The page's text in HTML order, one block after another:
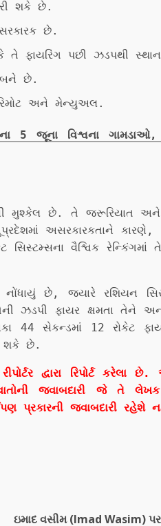
શકે છે.
છે.
પછી ઝડપથી
બને છે.
અને મેન્યુઅલ.
5 જૂના વિશ્વના
મુશ્કેલ છે. તે જરૂરિયાત
અસરકારકતાને કારણે,
વૈશ્વિક રેન્કિંગમાં
નોંધાયું છે, જ્યારે રશિયન
ઝડપી ફાયર ક્ષમતા તેને
44 સેકન્ડમાં 12 રોકેટ
શકે છે.
દ્વારા રિપોર્ટ કરેલા છે.
જવાબદારી જે તે લેખક
પ્રકારની જવાબદારી રહેશે
ઇમાદ વસીમ (Imad Wasim)